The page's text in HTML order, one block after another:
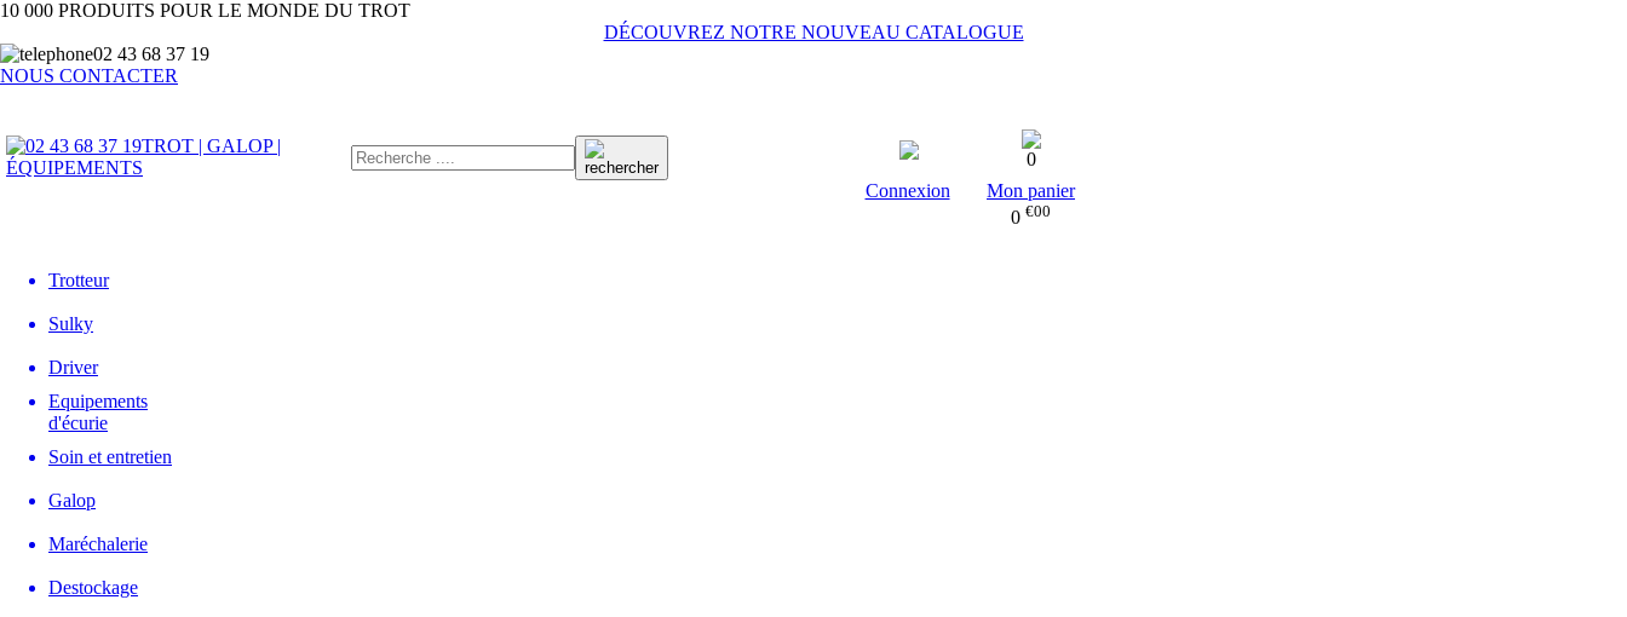
10 000 PRODUITS POUR LE MONDE DU TROT
DÉCOUVREZ NOTRE NOUVEAU CATALOGUE
02 43 68 37 19
NOUS CONTACTER
TROT | GALOP |
ÉQUIPEMENTS
Connexion
0
Mon panier
0 €00
Trotteur
Sulky
Driver
Equipements
d'écurie
Soin et entretien
Galop
Maréchalerie
Destockage